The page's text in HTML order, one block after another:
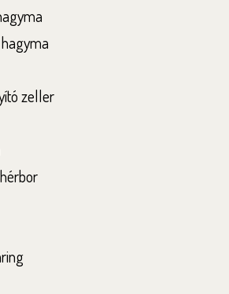
zeller